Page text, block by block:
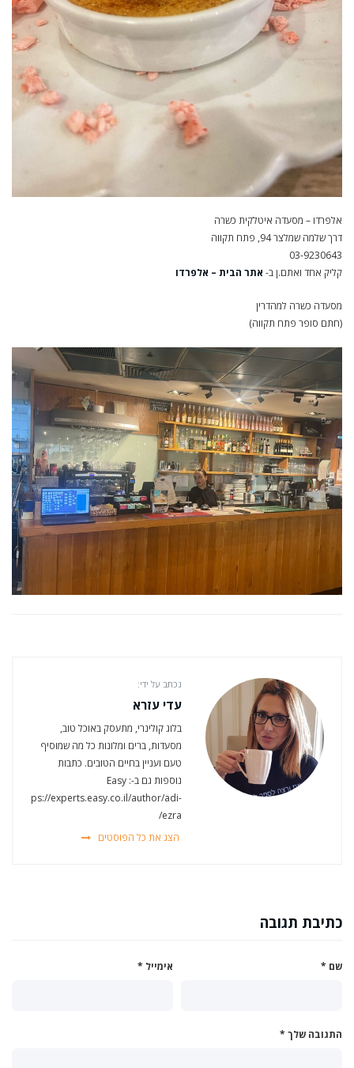
אלפרדו – מסעדה איטלקית כשרה
דרך שלמה שמלצר 94, פתח תקווה
03-9230643
קליק אחד ואתם.ן ב- אתר הבית – אלפרדו
מסעדה כשרה למהדרין
(חתם סופר פתח תקווה)
נכתב על ידי:
עדי עזרא
בלוג קולינרי, מתעסק באוכל טוב,
מסעדות, ברים ומלונות כל מה שמוסיף
טעם ועניין בחיים הטובים. כתבות
נוספות גם ב-Easy :
https://experts.easy.co.il/author/adi-
ezra/
הצג את כל הפוסטים
כתיבת תגובה
שם * אימייל *
התגובה שלך *